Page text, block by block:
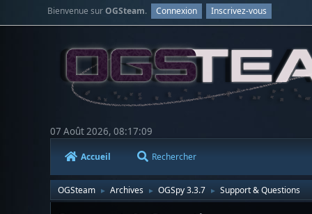
Bienvenue surOGSteam. Connexion Inscrivez-vous
07 Août 2026, 08:17:09
Accueil Rechercher
OGSteam ► Archives ► OGSpy 3.3.7 ► Support & Questions